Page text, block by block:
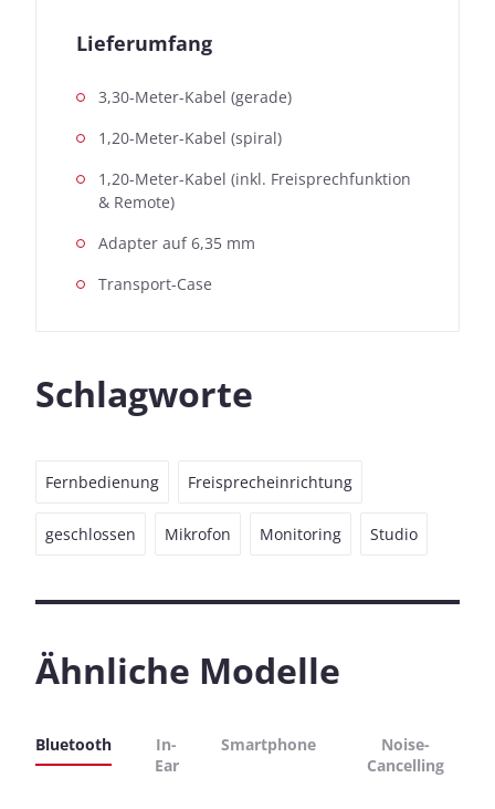
Lieferumfang
3,30-Meter-Kabel (gerade)
1,20-Meter-Kabel (spiral)
1,20-Meter-Kabel (inkl. Freisprechfunktion
& Remote)
Adapter auf 6,35 mm
Transport-Case
Schlagworte
Fernbedienung Freisprecheinrichtung
geschlossen Mikrofon Monitoring Studio
Ähnliche Modelle
Bluetooth
In-
Ear
Smartphone
Noise-
Cancelling